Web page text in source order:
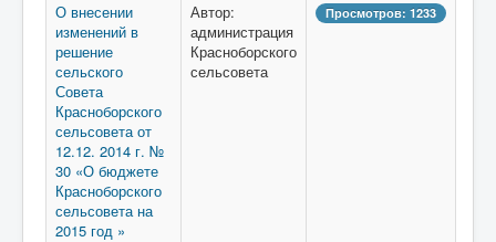
О внесении
изменений в
решение
сельского
Совета
Красноборского
сельсовета от
12.12. 2014 г. №
30 «О бюджете
Красноборского
сельсовета на
2015 год »
Автор:
администрация
Красноборского
сельсовета
Просмотров: 1233